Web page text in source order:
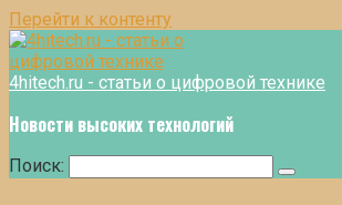
Перейти к контенту
4hitech.ru - статьи о цифровой технике
Новости высоких технологий
Поиск: